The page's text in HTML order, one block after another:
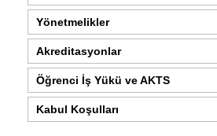
Yönetmelikler
Akreditasyonlar
Öğrenci İş Yükü ve AKTS
Kabul Koşulları